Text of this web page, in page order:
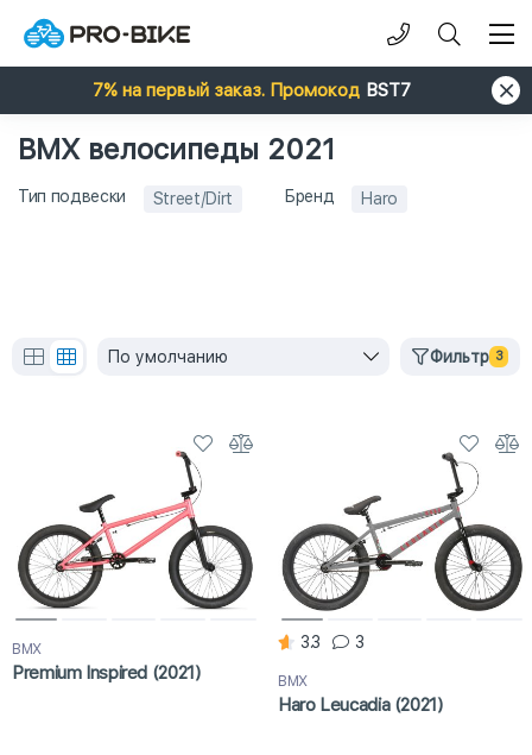
7% на первый заказ. Промокод BST7
BMX велосипеды 2021
Тип подвески Street/Dirt Бренд Haro
По умолчанию Фильтр 3
BMX
Premium Inspired (2021)
3.3 3
BMX
Haro Leucadia (2021)